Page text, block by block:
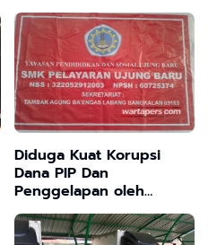
Diduga Kuat Korupsi
Dana PIP Dan
Penggelapan oleh
Oknum SMP Ujung Baru
Selama 4 Tahun